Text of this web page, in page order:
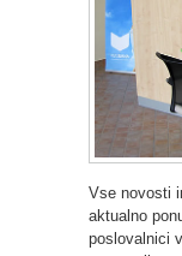
Vse novosti
aktualno
poslovalnici